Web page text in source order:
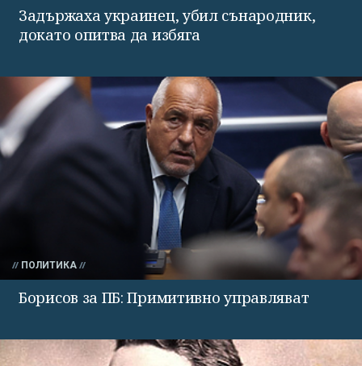
Задържаха украинец, убил сънародник,
докато опитва да избяга
ПОЛИТИКА
Борисов за ПБ: Примитивно управляват